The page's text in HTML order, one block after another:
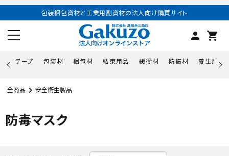
包装梱包資材と工業用副資材の法人向け購買サイト
person shopping_cart
テープ 包装材 梱包材 結束用品 緩衝材 防振材 養生用品
全商品 安全衛生製品
防毒マスク